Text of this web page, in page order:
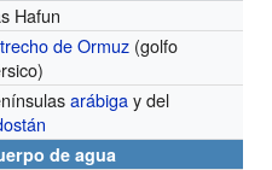
Hafun
de Ormuz (golfo
arábigay del
de agua